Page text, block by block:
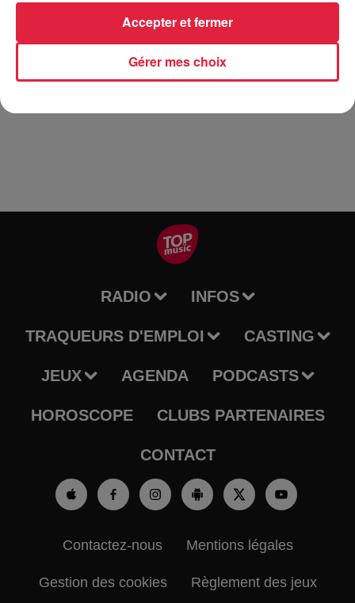
Moder. Au programme de la soirée + de 2h de show explosif
et riche en rebondissements. Animation familiale inédite
dans la région! Ouverture des portes à 19h et début du show
RADIO INFOS
TRAQUEURS D'EMPLOI CASTING
JEUX AGENDA PODCASTS
HOROSCOPE CLUBS PARTENAIRES
CONTACT
Contactez-nous Mentions légales
Gestion des cookies Règlement des jeux
Gérer mes choix
Accepter et fermer